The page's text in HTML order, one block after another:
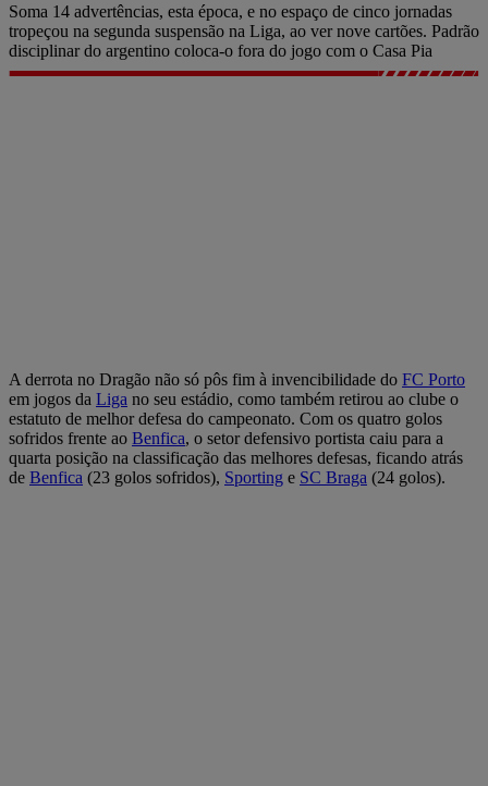
Soma 14 advertências, esta época, e no espaço de cinco jornadas
tropeçou na segunda suspensão na Liga, ao ver nove cartões. Padrão
disciplinar do argentino coloca-o fora do jogo com o Casa Pia
A derrota no Dragão não só pôs fim à invencibilidade do FC Porto
em jogos da Liga no seu estádio, como também retirou ao clube o
estatuto de melhor defesa do campeonato. Com os quatro golos
sofridos frente ao Benfica, o setor defensivo portista caiu para a
quarta posição na classificação das melhores defesas, ficando atrás
de Benfica (23 golos sofridos), Sporting e SC Braga (24 golos).